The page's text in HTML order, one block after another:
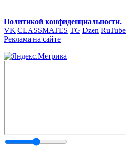
Политикой конфиденциальности.
VK CLASSMATES TG Dzen RuTube
Реклама на сайте